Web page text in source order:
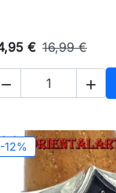
€ 16,99 €
 
-12%